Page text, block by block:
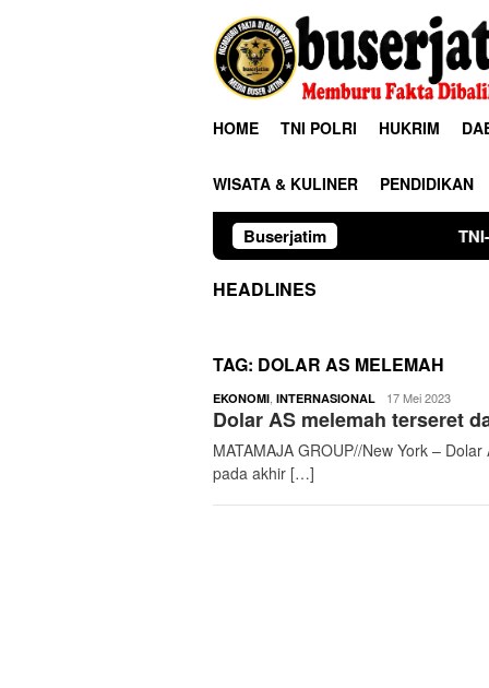
HOME TNI POLRI HUKRIM
WISATA & KULINER PENDIDIKAN
BuserjatimTNI-Polri Bersama
HEADLINES
TAG: DOLAR AS MELEMAH
EKONOMI INTERNASIONAL buserjatim
17 Mei 2023
Dolar AS melemah terseret
MATAMAJA GROUP//New York –
pada akhir […]